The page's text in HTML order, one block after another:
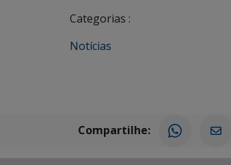
Categorias :
Notícias
Compartilhe: